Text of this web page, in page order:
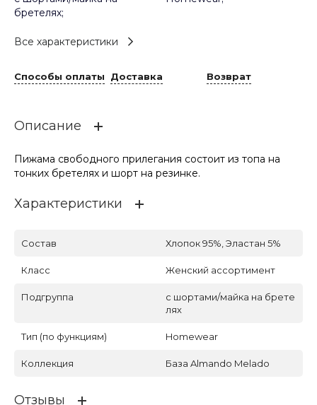
бретелях;
Все характеристики
Способы оплаты Доставка Возврат
Описание
Пижама свободного прилегания состоит из топа на
тонких бретелях и шорт на резинке.
Характеристики
Состав Хлопок 95%, Эластан 5%
Класс Женский ассортимент
Подгруппа
с шортами/майка на брете
лях
Тип (по функциям) Homewear
Коллекция База Almando Melado
Отзывы